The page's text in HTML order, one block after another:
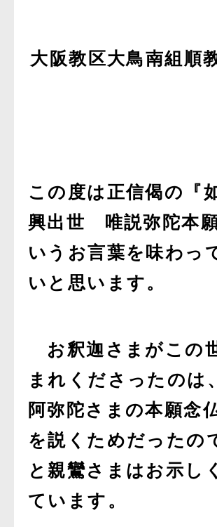
大阪教区大鳥南組順
この度は正信偈の『
興出世 唯説弥陀本
いうお言葉を味わっ
いと思います。
お釈迦さまがこの
まれくださったのは
阿弥陀さまの本願念
を説くためだったの
と親鸞さまはお示し
ています。